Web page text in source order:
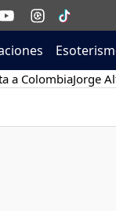
a ColombiaJorge